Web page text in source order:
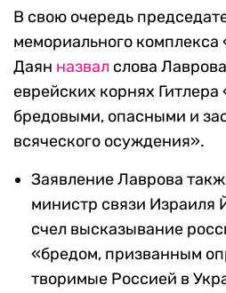
В свою очередь
мемориального
Даян назвал слова
еврейских корнях
бредовыми, опасными и
всяческого осуждения».
Заявление Лаврова
министр связи Израиля
счел высказывание
«бредом, призванным
творимые Россией в